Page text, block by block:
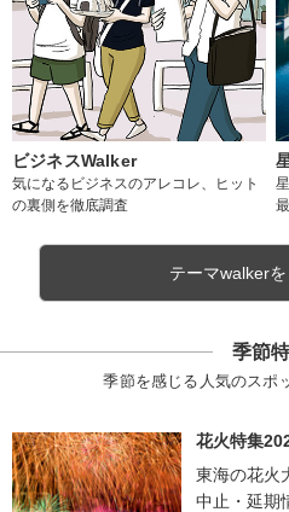
ビジネスWalker
気になるビジネスのアレコレ、ヒット
の裏側を徹底調査
テーマwalker
季節
季節を感じる人気のスポ
花火特集
東海の花火
中止・延期